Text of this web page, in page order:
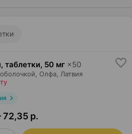
таблетки, 50 мг ×50
Олфа , Латвия
р.